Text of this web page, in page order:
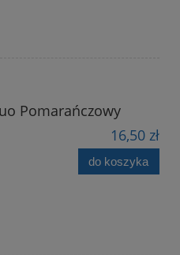
Pomarańczowy
16,50 zł
do koszyka